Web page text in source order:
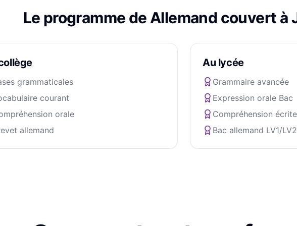
Le programme de Allemand couvert à
grammaticales
courant
orale
allemand
Au lycée
Grammaire avancée
Expression orale Bac
Compréhension écrite
Bac allemand LV1/LV2